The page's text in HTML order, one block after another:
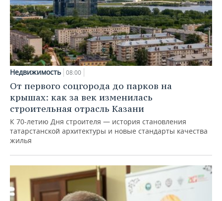
Недвижимость 08:00
От первого соцгорода до парков на
крышах: как за век изменилась
строительная отрасль Казани
К 70-летию Дня строителя — история становления
татарстанской архитектуры и новые стандарты качества
жилья